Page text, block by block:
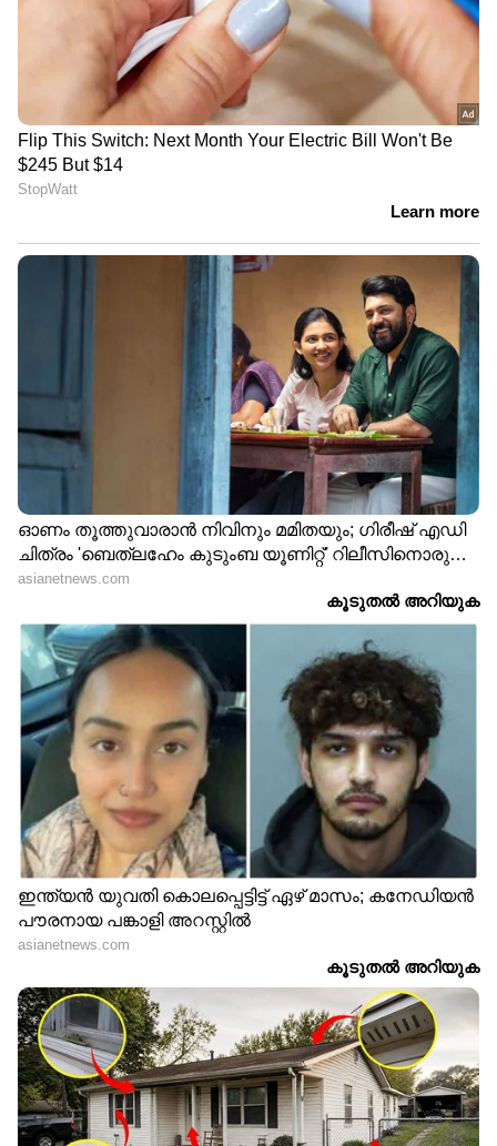
നവാഗതനായ പോൾ ജോർജ്ജ് സംവിധാനം
നിർവ്വഹിക്കുന്ന ചിത്രം പ്രേക്ഷകരെ
ഞെട്ടിപ്പിക്കുമെന്ന് അടിവരയിടുന്നതായിരുന്നു
കാട്ടാളൻ ഫസ്റ്റ് ലുക്ക്. അതിന് പിന്നാലെ
സിനിമയുടെ ഓരോ അപ്‍ഡേറ്റും ഏവരും
ഏറ്റെടുത്തിരുന്നു. ആനയുമായുള്ള സംഘട്ടന
രംഗങ്ങള്‍ വിഎഫ്എക്സ് ആയല്ല
ചിത്രീകരിച്ചിരിക്കുന്നതെന്നും യഥാർത്ഥ
ആനയെ തന്നെ ഉപയോഗിച്ചാണ്
ഒരുക്കിയിരിക്കുന്നത് എന്നും ഇതിനകം
സിനിമയുടെ അണിയറപ്രവർത്തകർ
അറിയിച്ചിട്ടുണ്ട്.
വമ്പൻ സാങ്കേതിക മികവോടെയും വൻ
ബഡ്ജറ്റോടെയും എത്തുന്ന ചിത്രം
മലയാളത്തിലെ തന്നെ മികച്ചൊരു ദൃശ്യ
വിസ്മയം തന്നെ ആകുമെന്നാണ് ഏവരും
പ്രതീക്ഷിക്കുന്നത്. ആൻ്റണി വർഗ്ഗീസ് പെപ്പെ
നായകനായെത്തുന്ന ചിത്രത്തിൽ
മലയാളത്തിൽ നിന്നുള്ളവരും പാൻ ഇന്ത്യൻ
താരങ്ങളും അടക്കം വലിയൊരു താരനിരയാണ്
ചിത്രത്തിൽ ഒരുമിക്കുന്നത്.